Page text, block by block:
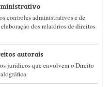
controles administrativos e de
dos relatórios de direitos
autorais
jurídicos que envolvem o Direito